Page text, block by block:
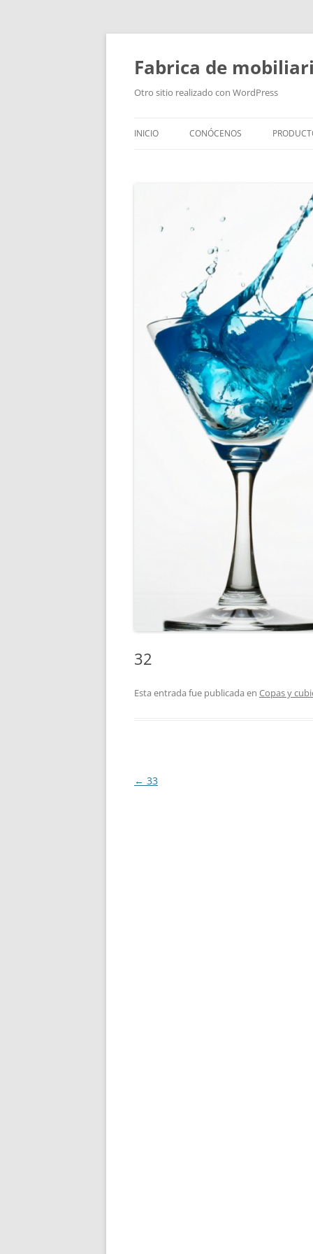
Fabrica de
Otro sitio realizado con WordPress
INICIO CONÓCENOS
32
Esta entrada fue publicada en Copas y
Navegación
← 33